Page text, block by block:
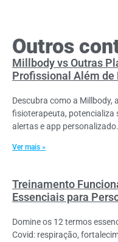
Outros
Millbody vs Outras
Profissional Além de
Descubra como a
fisioterapeuta, potencializa
alertas e app
Ver mais »
Treinamento
Essenciais para
Domine os 12 termos
Covid: respiração,